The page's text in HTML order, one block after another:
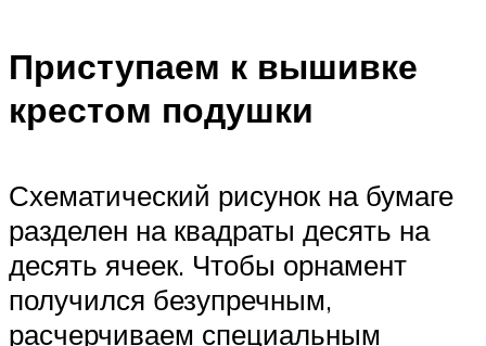
Приступаем к вышивке
крестом подушки
Схематический рисунок на бумаге
разделен на квадраты десять на
десять ячеек. Чтобы орнамент
получился безупречным,
расчерчиваем специальным